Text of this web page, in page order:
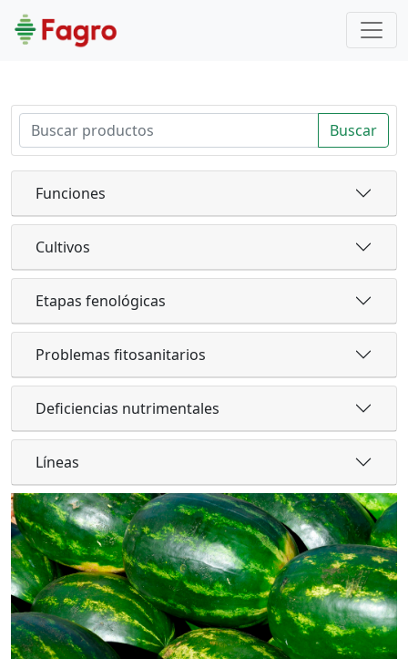
Buscar
Funciones
Cultivos
Etapas fenológicas
Problemas fitosanitarios
Deficiencias nutrimentales
Líneas